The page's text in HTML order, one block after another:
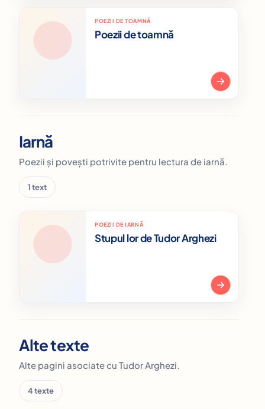
POEZII DE TOAMNĂ
Poezii de toamnă
Iarnă
Poezii și povești potrivite pentru lectura de iarnă.
1 text
POEZII DE IARNĂ
Stupul lor de Tudor Arghezi
Alte texte
Alte pagini asociate cu Tudor Arghezi.
4 texte